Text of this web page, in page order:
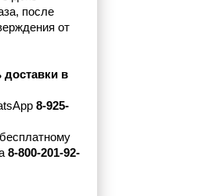
после
от
доставки в
8-925-
8-800-201-92-